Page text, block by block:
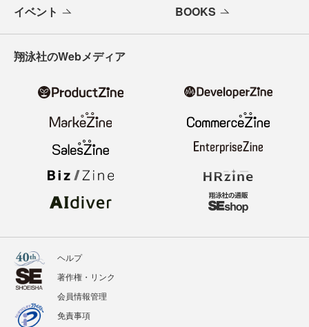
イベント BOOKS
翔泳社のWebメディア
ヘルプ
著作権・リンク
会員情報管理
免責事項